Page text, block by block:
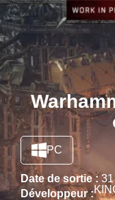
PC
Date de sortie :31
Développeur :